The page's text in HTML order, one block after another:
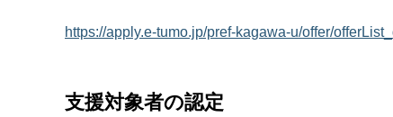
https://apply.e-tumo.jp/pref-kagawa-u/offer/
支援対象者の認定